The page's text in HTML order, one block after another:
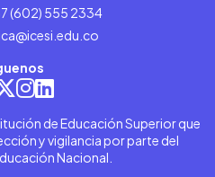
(602) 555 2334
de Educación Superior que
y vigilancia por parte del
Nacional.